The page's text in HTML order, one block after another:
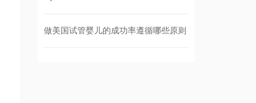
做美国试管婴儿的成功率遵循哪些原则